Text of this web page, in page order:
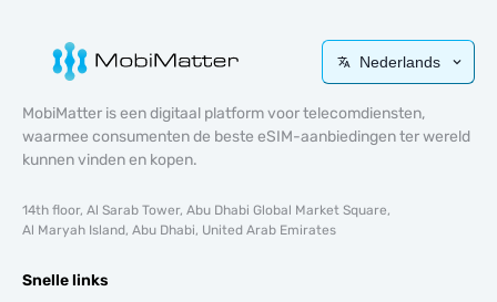
Nederlands
MobiMatter is een digitaal platform voor telecomdiensten,
waarmee consumenten de beste eSIM-aanbiedingen ter wereld
kunnen vinden en kopen.
14th floor, Al Sarab Tower, Abu Dhabi Global Market Square,
Al Maryah Island, Abu Dhabi, United Arab Emirates
Snelle links